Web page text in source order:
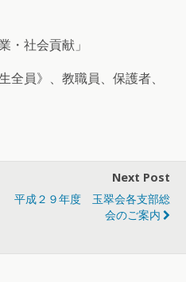
社会貢献」
員》、教職員、保護者、
Next Post
平成２９年度 玉翠会各支部総
会のご案内